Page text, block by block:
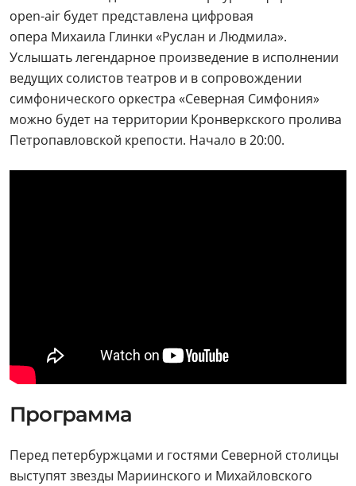
оpen-air будет представлена цифровая
опера Михаила Глинки «Руслан и Людмила».
Услышать легендарное произведение в исполнении
ведущих солистов театров и в сопровождении
симфонического оркестра «Северная Симфония»
можно будет на территории Кронверкского пролива
Петропавловской крепости. Начало в 20:00.
Программа
Перед петербуржцами и гостями Северной столицы
выступят звезды Мариинского и Михайловского